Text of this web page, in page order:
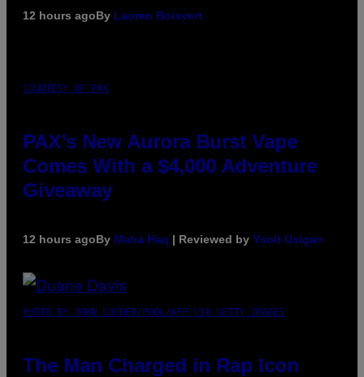
12 hours agoBy Lauren Boisvert
COURTESY OF PAX
PAX’s New Aurora Burst Vape
Comes With a $4,000 Adventure
Giveaway
12 hours agoBy Maha Haq | Reviewed by Ysolt Usigan
PHOTO BY JOHN LOCHER/POOL/AFP VIA GETTY IMAGES
The Man Charged in Rap Icon